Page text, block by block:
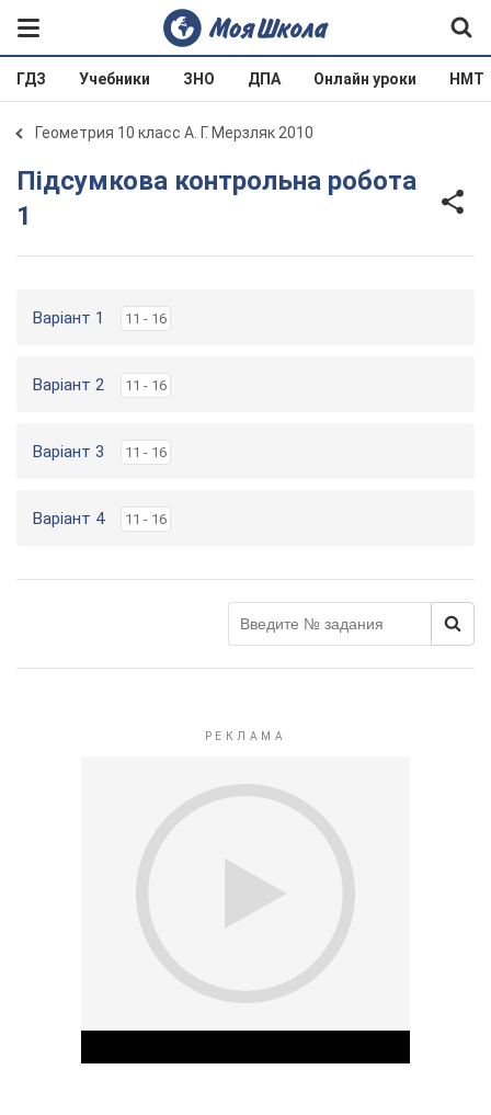
ГДЗ Учебники ЗНО ДПА Онлайн уроки НМТ
Геометрия 10 класс А. Г. Мерзляк 2010
Підсумкова контрольна робота
1
Варіант 1 11 - 16
Варіант 2 11 - 16
Варіант 3 11 - 16
Варіант 4 11 - 16